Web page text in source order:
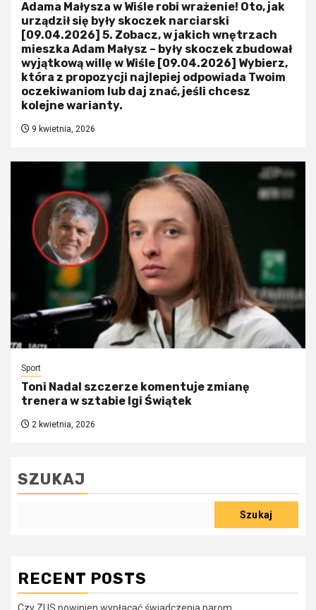
Adama Małysza w Wiśle robi wrażenie! Oto, jak
urządził się były skoczek narciarski
[09.04.2026] 5. Zobacz, w jakich wnętrzach
mieszka Adam Małysz – były skoczek zbudował
wyjątkową willę w Wiśle [09.04.2026] Wybierz,
która z propozycji najlepiej odpowiada Twoim
oczekiwaniom lub daj znać, jeśli chcesz
kolejne warianty.
9 kwietnia, 2026
Sport
Toni Nadal szczerze komentuje zmianę
trenera w sztabie Igi Świątek
2 kwietnia, 2026
SZUKAJ
Szukaj
RECENT POSTS
Czy ZUS powinien wypłacać świadczenia parom